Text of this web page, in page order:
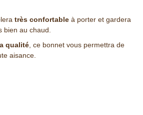
très confortable à porter et gardera
bien au chaud.
qualité, ce bonnet vous permettra de
aisance.